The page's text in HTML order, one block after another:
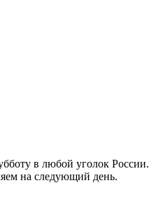
в любой уголок России.
на следующий день.